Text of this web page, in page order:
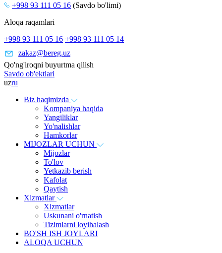
+998 93 111 05 16 (Savdo bo'limi)
Aloqa raqamlari
+998 93 111 05 16 +998 93 111 05 14
zakaz@bereg.uz
Qo'ng'iroqni buyurtma qilish
Savdo ob'ektlari
uzru
Biz haqimizda
Kompaniya haqida
Yangiliklar
Yo'nalishlar
Hamkorlar
MIJOZLAR UCHUN
Mijozlar
To'lov
Yetkazib berish
Kafolat
Qaytish
Xizmatlar
Xizmatlar
Uskunani o'rnatish
Tizimlarni loyihalash
BO'SH ISH JOYLARI
ALOQA UCHUN